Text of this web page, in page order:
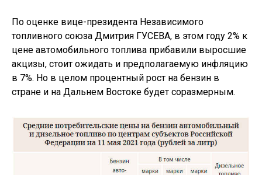
По оценке вице-президента Независимого
топливного союза Дмитрия ГУСЕВА, в этом году 2% к
цене автомобильного топлива прибавили выросшие
акцизы, стоит ожидать и предполагаемую инфляцию
в 7%. Но в целом процентный рост на бензин в
стране и на Дальнем Востоке будет соразмерным.